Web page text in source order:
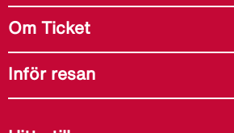
Om Ticket
Inför resan